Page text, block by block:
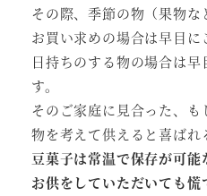
その際、季節の物（果物な
お買い求めの場合は早目
日持ちのする物の場合は
す。
そのご家庭に見合った、
物を考えて供えると喜ばれ
豆菓子は常温で保存が可能
お供をしていただいても慌